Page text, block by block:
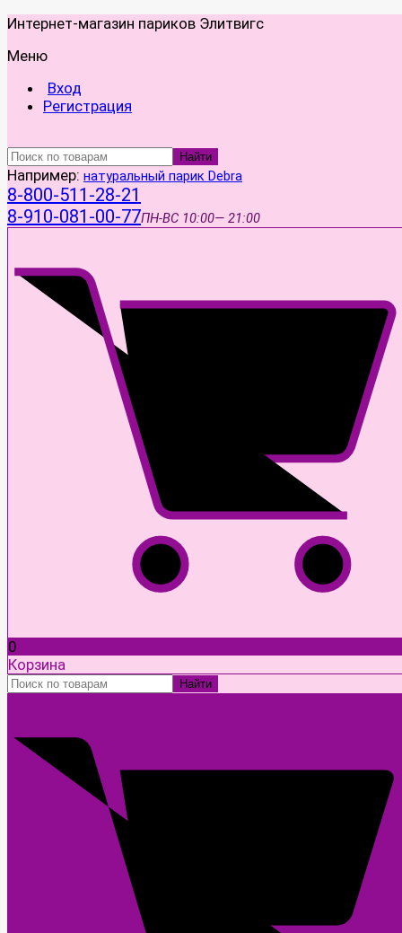
Интернет-магазин париков Элитвигс
Меню
Вход
Регистрация
Найти
Например: натуральный парик Debra
8-800-511-28-21
8-910-081-00-77ПН-ВС 10:00— 21:00
0
Корзина
Найти